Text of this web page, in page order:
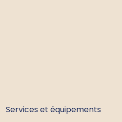
Services et équipements